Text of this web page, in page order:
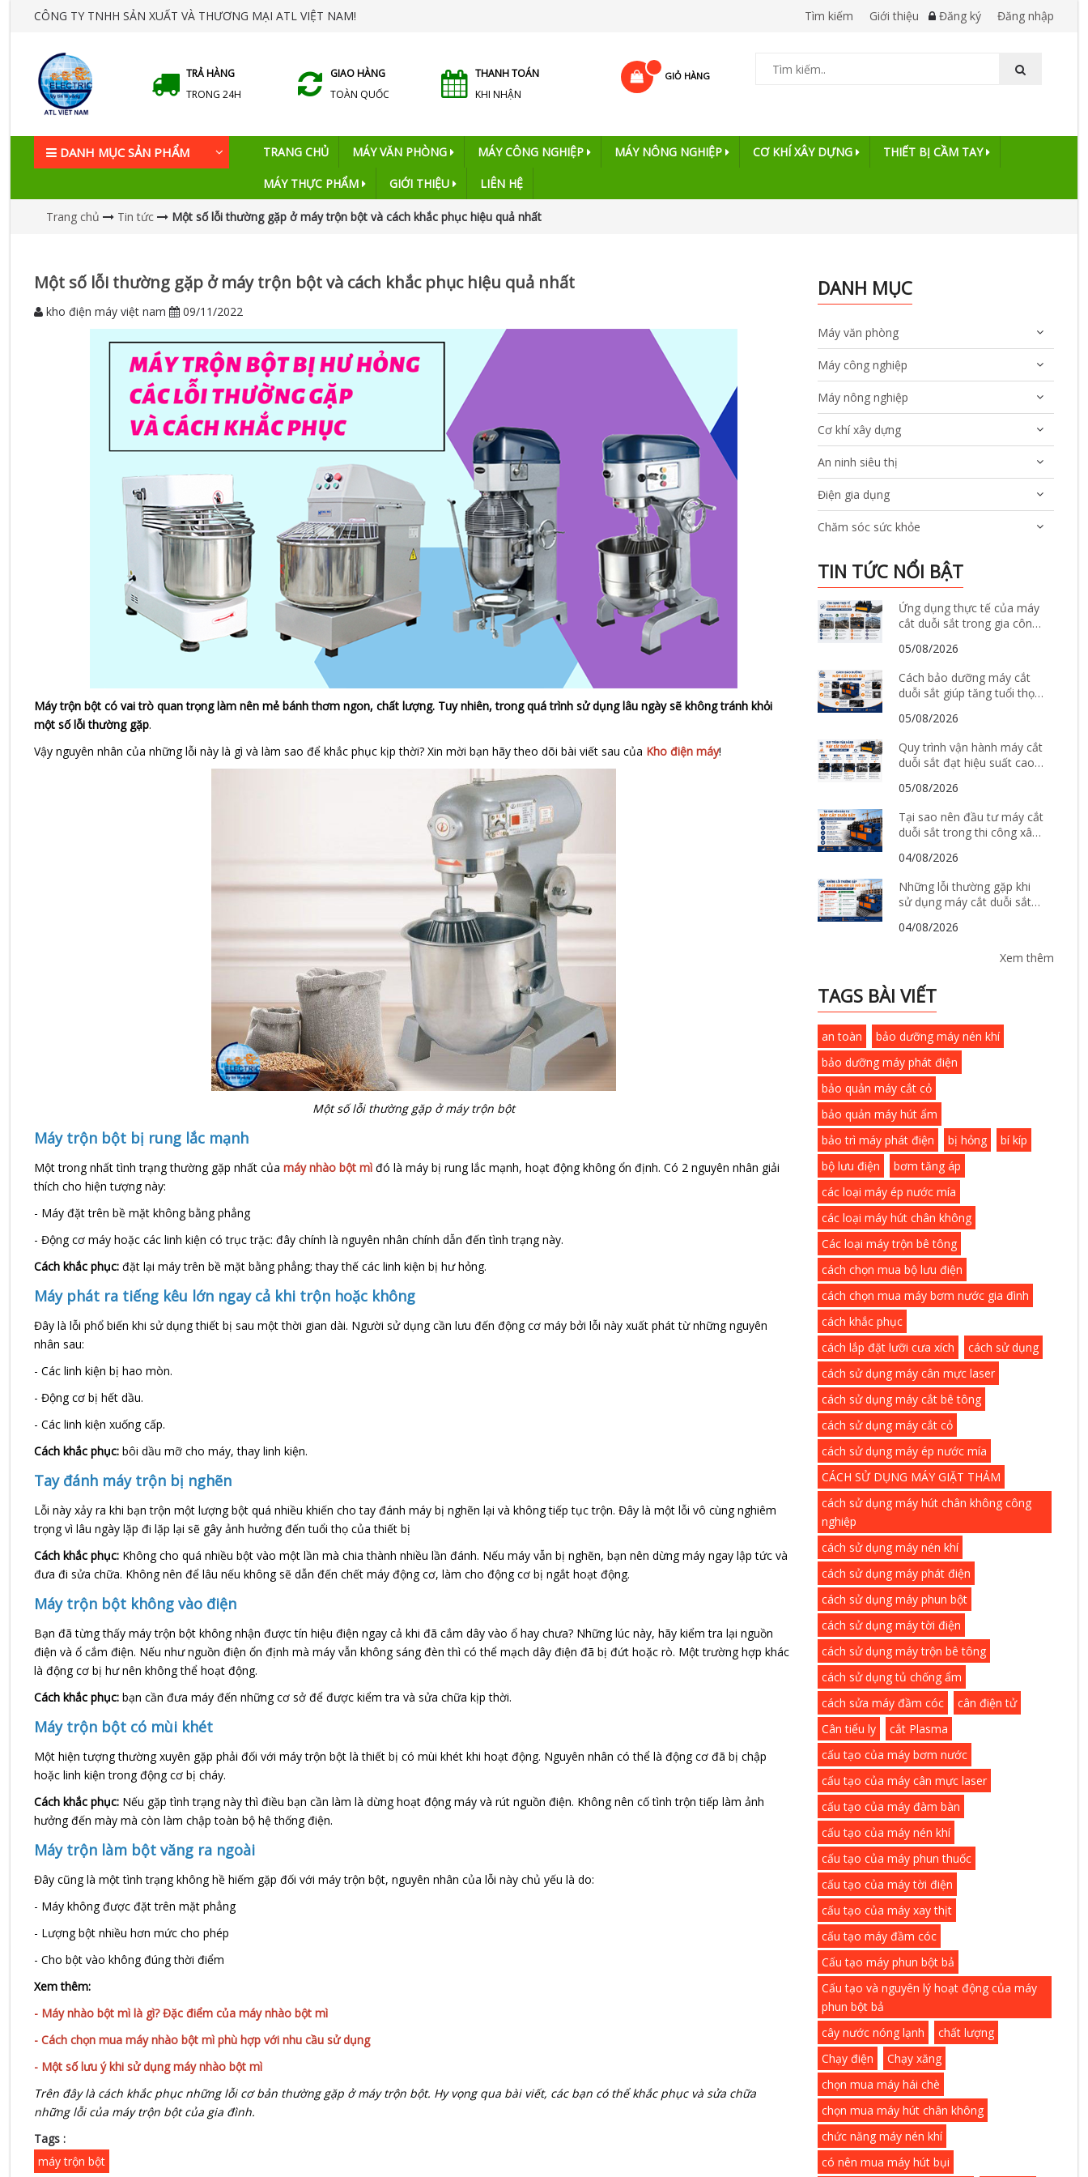
CÔNG TY TNHH SẢN XUẤT VÀ THƯƠNG MẠI ATL VIỆT NAM! Tìm kiếm Giới thiệu Đăng ký Đăng nhập
TRẢ HÀNG
TRONG 24H
GIAO HÀNG
TOÀN QUỐC
THANH TOÁN
KHI NHẬN
GIỎ HÀNG
DANH MỤC SẢN PHẨM TRANG CHỦ MÁY VĂN PHÒNG MÁY CÔNG NGHIỆP MÁY NÔNG NGHIỆP CƠ KHÍ XÂY DỰNG THIẾT BỊ CẦM TAY
MÁY THỰC PHẨM GIỚI THIỆU LIÊN HỆ
Trang chủ Tin tức Một số lỗi thường gặp ở máy trộn bột và cách khắc phục hiệu quả nhất
Một số lỗi thường gặp ở máy trộn bột và cách khắc phục hiệu quả nhất
kho điện máy việt nam 09/11/2022
Máy trộn bột có vai trò quan trọng làm nên mẻ bánh thơm ngon, chất lượng. Tuy nhiên, trong quá trình sử dụng lâu ngày sẽ không tránh khỏi
một số lỗi thường gặp.
Vậy nguyên nhân của những lỗi này là gì và làm sao để khắc phục kịp thời? Xin mời bạn hãy theo dõi bài viết sau của Kho điện máy!
Một số lỗi thường gặp ở máy trộn bột
Máy trộn bột bị rung lắc mạnh
Một trong nhất tình trạng thường gặp nhất của máy nhào bột mì đó là máy bị rung lắc mạnh, hoạt động không ổn định. Có 2 nguyên nhân giải
thích cho hiện tượng này:
- Máy đặt trên bề mặt không bằng phẳng
- Động cơ máy hoặc các linh kiện có trục trặc: đây chính là nguyên nhân chính dẫn đến tình trạng này.
Cách khắc phục:đặt lại máy trên bề mặt bằng phẳng; thay thế các linh kiện bị hư hỏng.
Máy phát ra tiếng kêu lớn ngay cả khi trộn hoặc không
Đây là lỗi phổ biến khi sử dụng thiết bị sau một thời gian dài. Người sử dụng cần lưu đến động cơ máy bởi lỗi này xuất phát từ những nguyên
nhân sau:
- Các linh kiện bị hao mòn.
- Động cơ bị hết dầu.
- Các linh kiện xuống cấp.
Cách khắc phục:bôi dầu mỡ cho máy, thay linh kiện.
Tay đánh máy trộn bị nghẽn
Lỗi này xảy ra khi bạn trộn một lượng bột quá nhiều khiến cho tay đánh máy bị nghẽn lại và không tiếp tục trộn. Đây là một lỗi vô cùng nghiêm
trọng vì lâu ngày lặp đi lặp lại sẽ gây ảnh hưởng đến tuổi thọ của thiết bị
Cách khắc phục: Không cho quá nhiều bột vào một lần mà chia thành nhiều lần đánh. Nếu máy vẫn bị nghẽn, bạn nên dừng máy ngay lập tức và
đưa đi sửa chữa. Không nên để lâu nếu không sẽ dẫn đến chết máy động cơ, làm cho động cơ bị ngắt hoạt động.
Máy trộn bột không vào điện
Bạn đã từng thấy máy trộn bột không nhận được tín hiệu điện ngay cả khi đã cắm dây vào ổ hay chưa? Những lúc này, hãy kiểm tra lại nguồn
điện và ổ cắm điện. Nếu như nguồn điện ổn định mà máy vẫn không sáng đèn thì có thể mạch dây điện đã bị đứt hoặc rò. Một trường hợp khác
là động cơ bị hư nên không thể hoạt động.
Cách khắc phục:bạn cần đưa máy đến những cơ sở để được kiểm tra và sửa chữa kịp thời.
Máy trộn bột có mùi khét
Một hiện tượng thường xuyên gặp phải đối với máy trộn bột là thiết bị có mùi khét khi hoạt động. Nguyên nhân có thể là động cơ đã bị chập
hoặc linh kiện trong động cơ bị cháy.
Cách khắc phục: Nếu gặp tình trạng này thì điều bạn cần làm là dừng hoạt động máy và rút nguồn điện. Không nên cố tình trộn tiếp làm ảnh
hưởng đến mày mà còn làm chập toàn bộ hệ thống điện.
Máy trộn làm bột văng ra ngoài
Đây cũng là một tình trạng không hề hiếm gặp đối với máy trộn bột, nguyên nhân của lỗi này chủ yếu là do:
- Máy không được đặt trên mặt phẳng
- Lượng bột nhiều hơn mức cho phép
- Cho bột vào không đúng thời điểm
Xem thêm:
- Máy nhào bột mì là gì? Đặc điểm của máy nhào bột mì
- Cách chọn mua máy nhào bột mì phù hợp với nhu cầu sử dụng
- Một số lưu ý khi sử dụng máy nhào bột mì
Trên đây là cách khắc phục những lỗi cơ bản thường gặp ở máy trộn bột. Hy vọng qua bài viết, các bạn có thể khắc phục và sửa chữa
những lỗi của máy trộn bột của gia đình.
Tags :
máy trộn bột
DANH MỤC
Máy văn phòng
Máy công nghiệp
Máy nông nghiệp
Cơ khí xây dựng
An ninh siêu thị
Điện gia dụng
Chăm sóc sức khỏe
TIN TỨC NỔI BẬT
Ứng dụng thực tế của máy
cắt duỗi sắt trong gia công
05/08/2026
Cách bảo dưỡng máy cắt
duỗi sắt giúp tăng tuổi thọ
05/08/2026
Quy trình vận hành máy cắt
duỗi sắt đạt hiệu suất cao
05/08/2026
Tại sao nên đầu tư máy cắt
duỗi sắt trong thi công xây
04/08/2026
Những lỗi thường gặp khi
sử dụng máy cắt duỗi sắt
04/08/2026
Xem thêm
TAGS BÀI VIẾT
an toàn
bảo dưỡng máy nén khí
bảo dưỡng máy phát điện
bảo quản máy cắt cỏ
bảo quản máy hút ẩm
bảo trì máy phát điện
bị hỏng
bí kíp
bộ lưu điện
bơm tăng áp
các loại máy ép nước mía
các loại máy hút chân không
Các loại máy trộn bê tông
cách chọn mua bộ lưu điện
cách chọn mua máy bơm nước gia đình
cách khắc phục
cách lắp đặt lưỡi cưa xích
cách sử dụng
cách sử dụng máy cân mực laser
cách sử dụng máy cắt bê tông
cách sử dụng máy cắt cỏ
cách sử dụng máy ép nước mía
CÁCH SỬ DỤNG MÁY GIẶT THẢM
cách sử dụng máy hút chân không công
nghiệp
cách sử dụng máy nén khí
cách sử dụng máy phát điện
cách sử dụng máy phun bột
cách sử dụng máy tời điện
cách sử dụng máy trộn bê tông
cách sử dụng tủ chống ẩm
cách sửa máy đầm cóc
cân điện tử
Cân tiểu ly
cắt Plasma
cấu tạo của máy bơm nước
cấu tạo của máy cân mực laser
cấu tạo của máy đàm bàn
cấu tạo của máy nén khí
cấu tạo của máy phun thuốc
cấu tạo của máy tời điện
cấu tạo của máy xay thịt
cấu tạo máy đầm cóc
Cấu tạo máy phun bột bả
Cấu tạo và nguyên lý hoạt động của máy
phun bột bả
cây nước nóng lạnh
chất lượng
Chạy điện
Chạy xăng
chọn mua máy hái chè
chọn mua máy hút chân không
chức năng máy nén khí
có nên mua máy hút bụi